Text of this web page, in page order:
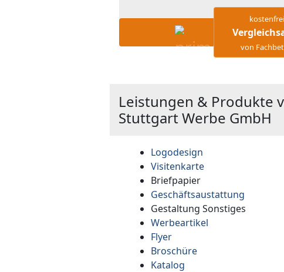
von
Leistungen & Produkte
Stuttgart Werbe GmbH
Logodesign
Visitenkarte
Briefpapier
Geschäftsaustattung
Gestaltung Sonstiges
Werbeartikel
Flyer
Broschüre
Katalog